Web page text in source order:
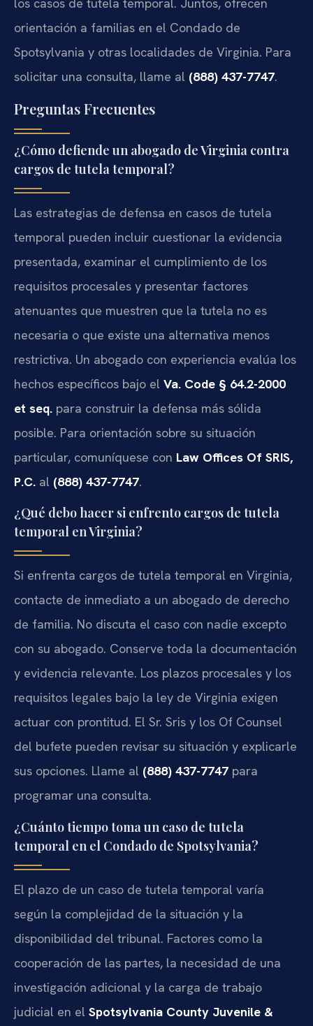
orientación a familias en el Condado de
Spotsylvania y otras localidades de Virginia. Para
solicitar una consulta, llame al (888) 437-7747.
Preguntas Frecuentes
¿Cómo defiende un abogado de Virginia contra
cargos de tutela temporal?
Las estrategias de defensa en casos de tutela
temporal pueden incluir cuestionar la evidencia
presentada, examinar el cumplimiento de los
requisitos procesales y presentar factores
atenuantes que muestren que la tutela no es
necesaria o que existe una alternativa menos
restrictiva. Un abogado con experiencia evalúa los
hechos específicos bajo el Va. Code § 64.2-2000
et seq. para construir la defensa más sólida
posible. Para orientación sobre su situación
particular, comuníquese con Law Offices Of SRIS,
P.C. al (888) 437-7747.
¿Qué debo hacer si enfrento cargos de tutela
temporal en Virginia?
Si enfrenta cargos de tutela temporal en Virginia,
contacte de inmediato a un abogado de derecho
de familia. No discuta el caso con nadie excepto
con su abogado. Conserve toda la documentación
y evidencia relevante. Los plazos procesales y los
requisitos legales bajo la ley de Virginia exigen
actuar con prontitud. El Sr. Sris y los Of Counsel
del bufete pueden revisar su situación y explicarle
sus opciones. Llame al (888) 437-7747 para
programar una consulta.
¿Cuánto tiempo toma un caso de tutela
temporal en el Condado de Spotsylvania?
El plazo de un caso de tutela temporal varía
según la complejidad de la situación y la
disponibilidad del tribunal. Factores como la
cooperación de las partes, la necesidad de una
investigación adicional y la carga de trabajo
judicial en el Spotsylvania County Juvenile &